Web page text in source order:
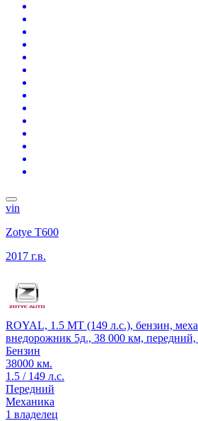
vin
Zotye T600
2017 г.в.
ROYAL, 1.5 MT (149 л.с.), бензин,
внедорожник 5д., 38 000 км, передний,
Бензин
38000 км.
1.5 / 149 л.с.
Передний
Механика
1 владелец